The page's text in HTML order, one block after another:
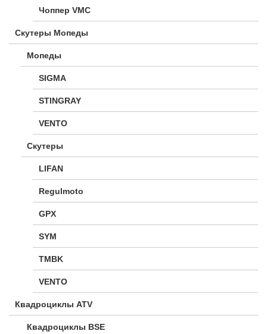
Чоппер VMC
Скутеры Мопеды
Мопеды
SIGMA
STINGRAY
VENTO
Скутеры
LIFAN
Regulmoto
GPX
SYM
TMBK
VENTO
Квадроциклы ATV
Квадроциклы BSE